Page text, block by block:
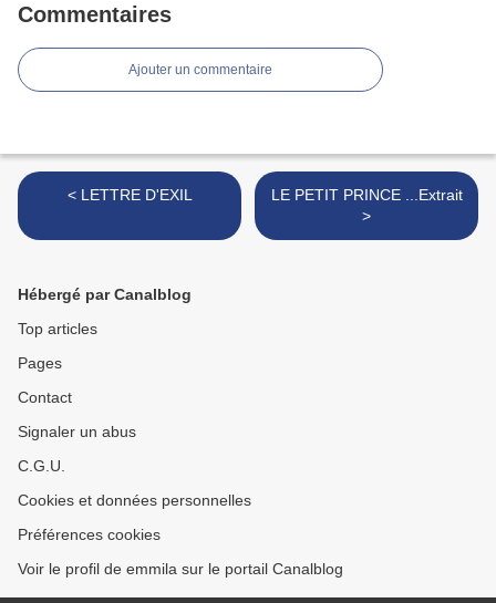
Commentaires
Ajouter un commentaire
< LETTRE D'EXIL
LE PETIT PRINCE ...Extrait
>
Hébergé par Canalblog
Top articles
Pages
Contact
Signaler un abus
C.G.U.
Cookies et données personnelles
Préférences cookies
Voir le profil de emmila sur le portail Canalblog